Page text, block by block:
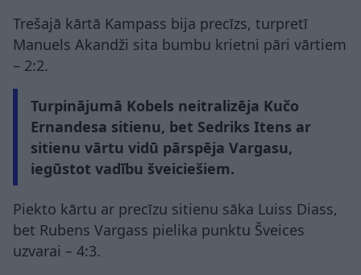
Trešajā kārtā Kampass bija precīzs, turpretī
Manuels Akandži sita bumbu krietni pāri vārtiem
– 2:2.
Turpinājumā Kobels neitralizēja Kučo
Ernandesa sitienu, bet Sedriks Itens ar
sitienu vārtu vidū pārspēja Vargasu,
iegūstot vadību šveiciešiem.
Piekto kārtu ar precīzu sitienu sāka Luiss Diass,
bet Rubens Vargass pielika punktu Šveices
uzvarai – 4:3.